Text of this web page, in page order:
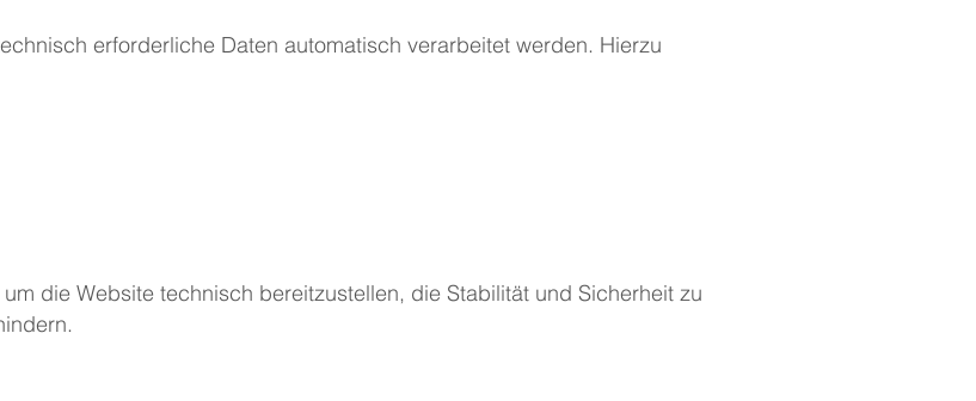
erforderliche Daten automatisch verarbeitet werden. Hierzu
die Website technisch bereitzustellen, die Stabilität und Sicherheit zu